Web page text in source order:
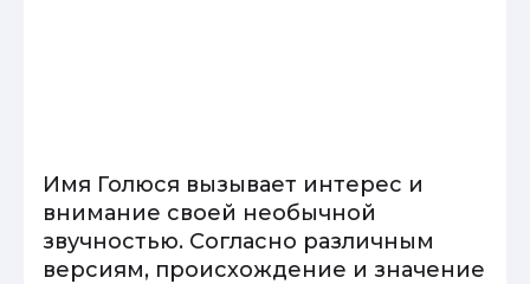
Имя Голюся вызывает интерес и
внимание своей необычной
звучностью. Согласно различным
версиям, происхождение и значение